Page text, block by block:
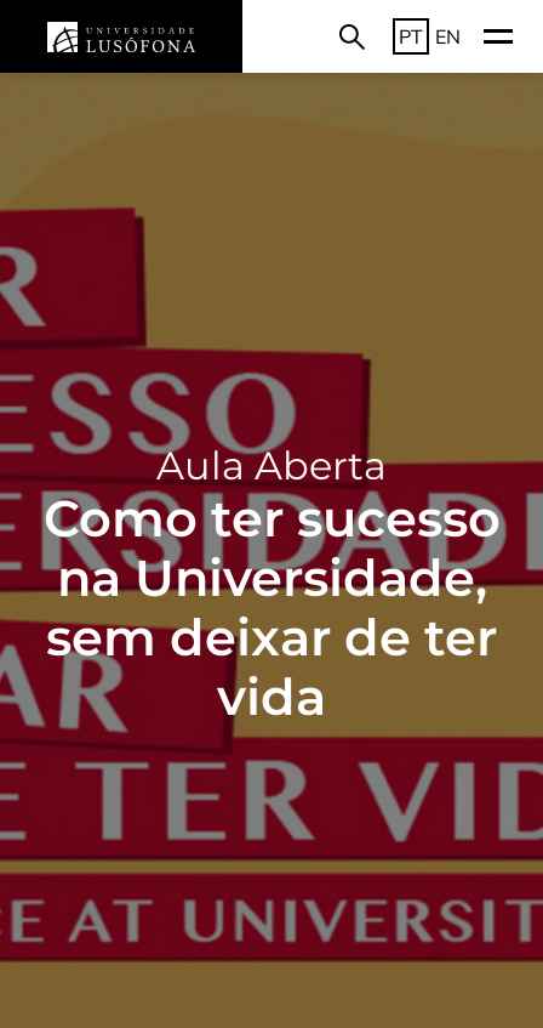
PT EN
Aula Aberta
Como ter sucesso
na Universidade,
sem deixar de ter
vida